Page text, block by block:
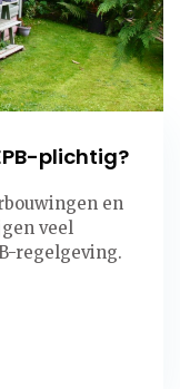
plichtig?
en
veel
regelgeving.